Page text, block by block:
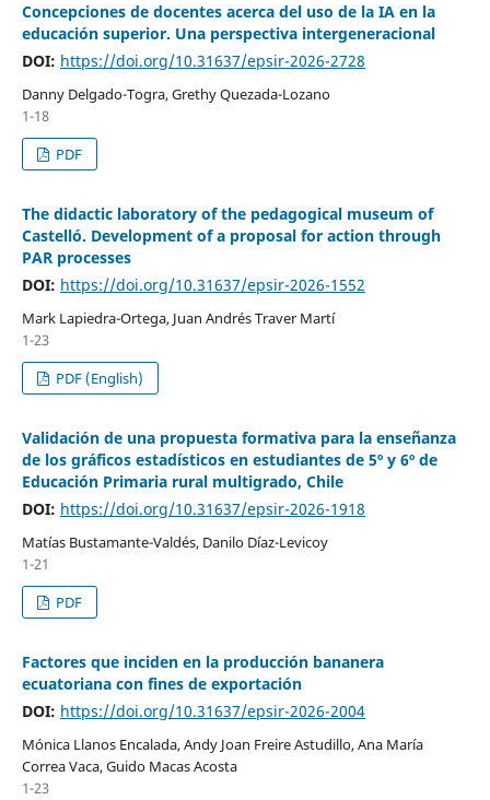
Concepciones de docentes acerca del uso de la IA en la
educación superior. Una perspectiva intergeneracional
DOI: https://doi.org/10.31637/epsir-2026-2728
Danny Delgado-Togra, Grethy Quezada-Lozano
1-18
PDF
The didactic laboratory of the pedagogical museum of
Castelló. Development of a proposal for action through
PAR processes
DOI: https://doi.org/10.31637/epsir-2026-1552
Mark Lapiedra-Ortega, Juan Andrés Traver Martí
1-23
PDF (English)
Validación de una propuesta formativa para la enseñanza
de los gráficos estadísticos en estudiantes de 5º y 6º de
Educación Primaria rural multigrado, Chile
DOI: https://doi.org/10.31637/epsir-2026-1918
Matías Bustamante-Valdés, Danilo Díaz-Levicoy
1-21
PDF
Factores que inciden en la producción bananera
ecuatoriana con fines de exportación
DOI: https://doi.org/10.31637/epsir-2026-2004
Mónica Llanos Encalada, Andy Joan Freire Astudillo, Ana María
Correa Vaca, Guido Macas Acosta
1-23